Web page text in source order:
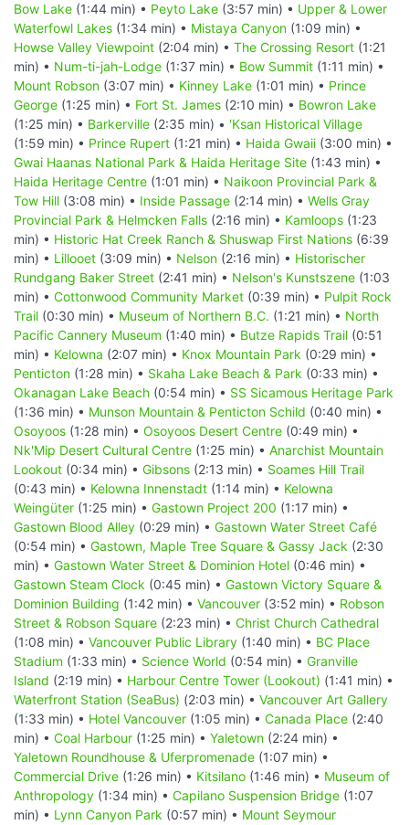
Bow Lake (1:44 min) • Peyto Lake (3:57 min) • Upper & Lower
Waterfowl Lakes (1:34 min) • Mistaya Canyon (1:09 min) •
Howse Valley Viewpoint (2:04 min) • The Crossing Resort (1:21
min) • Num-ti-jah-Lodge (1:37 min) • Bow Summit (1:11 min) •
Mount Robson (3:07 min) • Kinney Lake (1:01 min) • Prince
George (1:25 min) • Fort St. James (2:10 min) • Bowron Lake
(1:25 min) • Barkerville (2:35 min) • 'Ksan Historical Village
(1:59 min) • Prince Rupert (1:21 min) • Haida Gwaii (3:00 min) •
Gwai Haanas National Park & Haida Heritage Site (1:43 min) •
Haida Heritage Centre (1:01 min) • Naikoon Provincial Park &
Tow Hill (3:08 min) • Inside Passage (2:14 min) • Wells Gray
Provincial Park & Helmcken Falls (2:16 min) • Kamloops (1:23
min) • Historic Hat Creek Ranch & Shuswap First Nations (6:39
min) • Lillooet (3:09 min) • Nelson (2:16 min) • Historischer
Rundgang Baker Street (2:41 min) • Nelson's Kunstszene (1:03
min) • Cottonwood Community Market (0:39 min) • Pulpit Rock
Trail (0:30 min) • Museum of Northern B.C. (1:21 min) • North
Pacific Cannery Museum (1:40 min) • Butze Rapids Trail (0:51
min) • Kelowna (2:07 min) • Knox Mountain Park (0:29 min) •
Penticton (1:28 min) • Skaha Lake Beach & Park (0:33 min) •
Okanagan Lake Beach (0:54 min) • SS Sicamous Heritage Park
(1:36 min) • Munson Mountain & Penticton Schild (0:40 min) •
Osoyoos (1:28 min) • Osoyoos Desert Centre (0:49 min) •
Nk'Mip Desert Cultural Centre (1:25 min) • Anarchist Mountain
Lookout (0:34 min) • Gibsons (2:13 min) • Soames Hill Trail
(0:43 min) • Kelowna Innenstadt (1:14 min) • Kelowna
Weingüter (1:25 min) • Gastown Project 200 (1:17 min) •
Gastown Blood Alley (0:29 min) • Gastown Water Street Café
(0:54 min) • Gastown, Maple Tree Square & Gassy Jack (2:30
min) • Gastown Water Street & Dominion Hotel (0:46 min) •
Gastown Steam Clock (0:45 min) • Gastown Victory Square &
Dominion Building (1:42 min) • Vancouver (3:52 min) • Robson
Street & Robson Square (2:23 min) • Christ Church Cathedral
(1:08 min) • Vancouver Public Library (1:40 min) • BC Place
Stadium (1:33 min) • Science World (0:54 min) • Granville
Island (2:19 min) • Harbour Centre Tower (Lookout) (1:41 min) •
Waterfront Station (SeaBus) (2:03 min) • Vancouver Art Gallery
(1:33 min) • Hotel Vancouver (1:05 min) • Canada Place (2:40
min) • Coal Harbour (1:25 min) • Yaletown (2:24 min) •
Yaletown Roundhouse & Uferpromenade (1:07 min) •
Commercial Drive (1:26 min) • Kitsilano (1:46 min) • Museum of
Anthropology (1:34 min) • Capilano Suspension Bridge (1:07
min) • Lynn Canyon Park (0:57 min) • Mount Seymour